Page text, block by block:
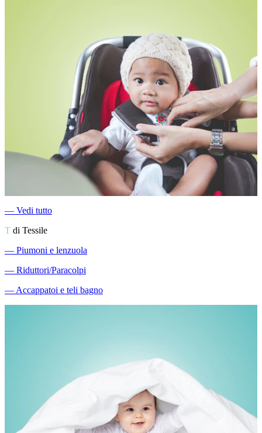
― Vedi tutto
T di Tessile
― Piumoni e lenzuola
― Riduttori/Paracolpi
―Accappatoi e teli bagno